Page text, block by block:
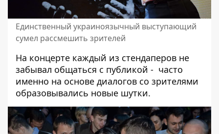
Единственный украиноязычный выступающий
сумел рассмешить зрителей
На концерте каждый из стендаперов не
забывал общаться с публикой - часто
именно на основе диалогов со зрителями
образовывались новые шутки.